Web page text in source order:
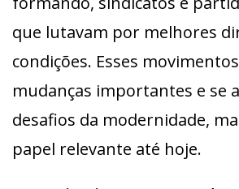
que lutavam por melhores
condições. Esses
mudanças importantes e se
desafios da modernidade,
papel relevante até hoje.